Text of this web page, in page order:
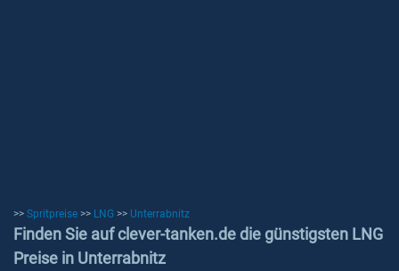
>> Spritpreise >> LNG >> Unterrabnitz
Finden Sie auf clever-tanken.de die günstigsten LNG
Preise in Unterrabnitz